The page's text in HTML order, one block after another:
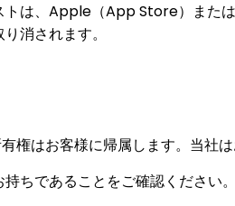
トは、Apple（App Store）ま
消されます。
はお客様に帰属します。当社
ちであることをご確認ください